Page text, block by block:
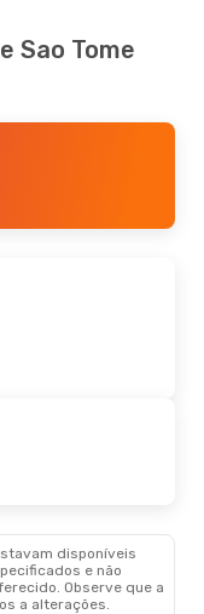
Sao Tome
disponíveis
e não
Observe que a
a alterações.